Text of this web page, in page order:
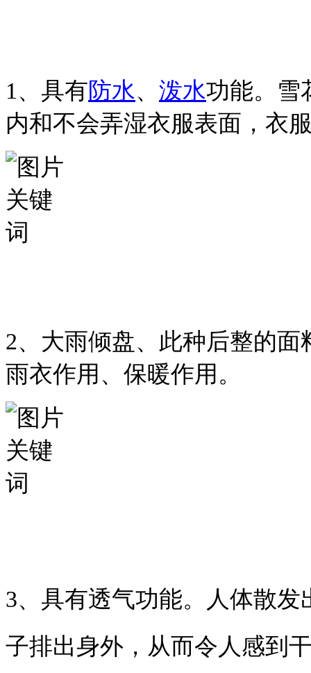
1、 具有防水、 泼水功能。雪
内和不会弄湿衣服表面，衣
2、大雨倾盘、此种后整的
雨衣作用、保暖作用。
3、 具有透气功能。人体散
子排出身外，从而令人感到